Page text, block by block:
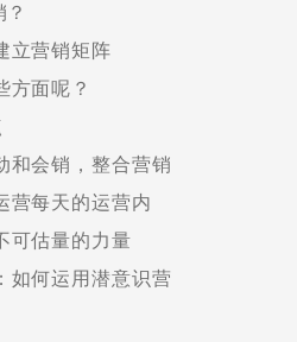
立营销矩阵
方面呢？
和会销，整合营销
营每天的运营内
可估量的力量
如何运用潜意识营